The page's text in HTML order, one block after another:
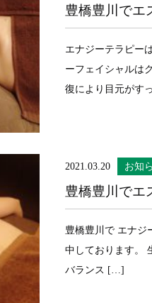
豊橋豊川でエ
エナジーテラピー
ーフェイシャルは
復により目元がす
2021.03.20 お知
豊橋豊川でエ
豊橋豊川で エナ
中しております。
バランス […]